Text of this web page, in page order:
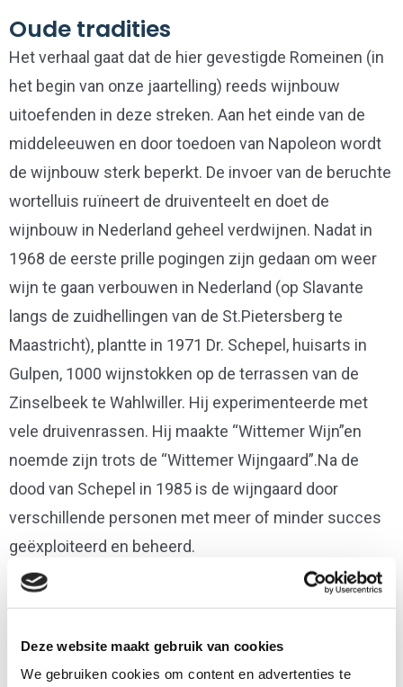
Deze website maakt gebruik van cookies
We gebruiken cookies om content en advertenties te
Oude tradities
Het verhaal gaat dat de hier gevestigde Romeinen (in
het begin van onze jaartelling) reeds wijnbouw
uitoefenden in deze streken. Aan het einde van de
middeleeuwen en door toedoen van Napoleon wordt
de wijnbouw sterk beperkt. De invoer van de beruchte
wortelluis ruïneert de druiventeelt en doet de
wijnbouw in Nederland geheel verdwijnen. Nadat in
1968 de eerste prille pogingen zijn gedaan om weer
wijn te gaan verbouwen in Nederland (op Slavante
langs de zuidhellingen van de St.Pietersberg te
Maastricht), plantte in 1971 Dr. Schepel, huisarts in
Gulpen, 1000 wijnstokken op de terrassen van de
Zinselbeek te Wahlwiller. Hij experimenteerde met
vele druivenrassen. Hij maakte “Wittemer Wijn”en
noemde zijn trots de “Wittemer Wijngaard”.Na de
dood van Schepel in 1985 is de wijngaard door
verschillende personen met meer of minder succes
geëxploiteerd en beheerd.
Sinds 1999 hebben Wim Hendriks en Leny van Bavel
mogelijk hersteld. De “Wittemer
Wijngaard”produceert weer “Wittemer Wijn” van de